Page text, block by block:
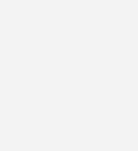
plus grand soin